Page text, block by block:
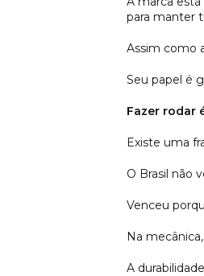
para manter
Assim como
Seu papel é
Fazer rodar
Existe uma
O Brasil não
Venceu
Na
A